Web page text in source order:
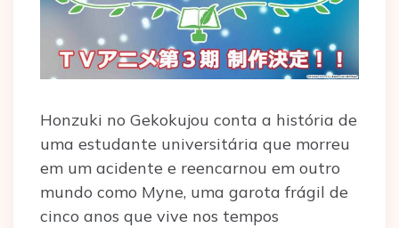
Honzuki no Gekokujou conta a história de
uma estudante universitária que morreu
em um acidente e reencarnou em outro
mundo como Myne, uma garota frágil de
cinco anos que vive nos tempos